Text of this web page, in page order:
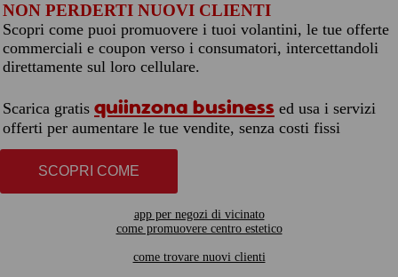
NON PERDERTI NUOVI CLIENTI
Scopri come puoi promuovere i tuoi volantini, le tue offerte
commerciali e coupon verso i consumatori, intercettandoli
direttamente sul loro cellulare.
Scarica gratis quiinzona business ed usa i servizi
offerti per aumentare le tue vendite, senza costi fissi
SCOPRI COME
app per negozi di vicinato
come promuovere centro estetico
come trovare nuovi clienti